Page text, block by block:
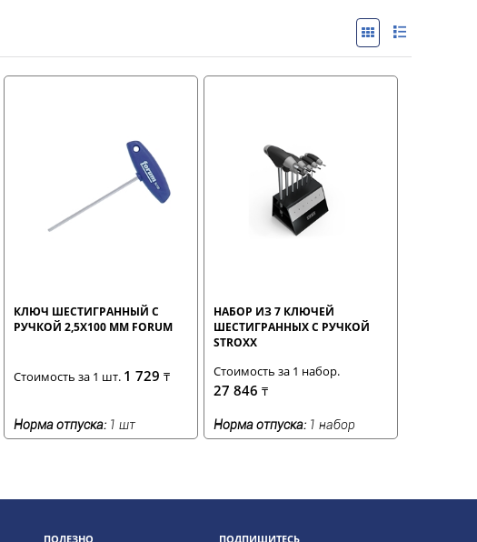
КЛЮЧ ШЕСТИГРАННЫЙ С
РУЧКОЙ 2,5Х100 ММ FORUM
Стоимость за 1 шт. 1 729 ₸
Норма отпуска:1 шт
НАБОР ИЗ 7 КЛЮЧЕЙ
ШЕСТИГРАННЫХ С РУЧКОЙ
STROXX
Стоимость за 1 набор.
27 846₸
Норма отпуска: 1 набор
ПОЛЕЗНО ПОДПИШИТЕСЬ